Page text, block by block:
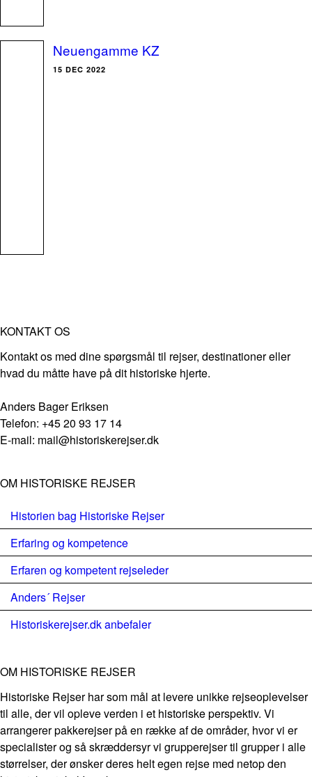
Neuengamme KZ
15 DEC 2022
KONTAKT OS
Kontakt os med dine spørgsmål til rejser, destinationer eller
hvad du måtte have på dit historiske hjerte.
Anders Bager Eriksen
Telefon: +45 20 93 17 14
E-mail: mail@historiskerejser.dk
OM HISTORISKE REJSER
Historien bag Historiske Rejser
Erfaring og kompetence
Erfaren og kompetent rejseleder
Anders´ Rejser
Historiskerejser.dk anbefaler
OM HISTORISKE REJSER
Historiske Rejser har som mål at levere unikke rejseoplevelser
til alle, der vil opleve verden i et historiske perspektiv. Vi
arrangerer pakkerejser på en række af de områder, hvor vi er
specialister og så skræddersyr vi grupperejser til grupper i alle
størrelser, der ønsker deres helt egen rejse med netop den